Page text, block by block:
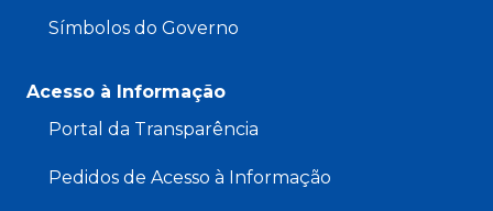
Símbolos do Governo
Acesso à Informação
Portal da Transparência
Pedidos de Acesso à Informação